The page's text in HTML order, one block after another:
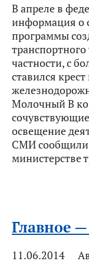
В апреле в
информация о
программы
частности, с
ставился
Молочный В
освещение
СМИ сообщили
министерстве
Главное
11.06.2014